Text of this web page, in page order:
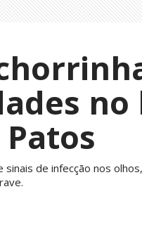
de infecção nos